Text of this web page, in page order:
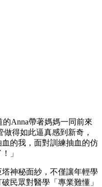
的Anna帶著媽媽一同前來
得如此逼真感到新奇，
的我，面對訓練抽血的仿
」
神秘面紗，不僅讓年輕學
民眾對醫學「專業難懂」